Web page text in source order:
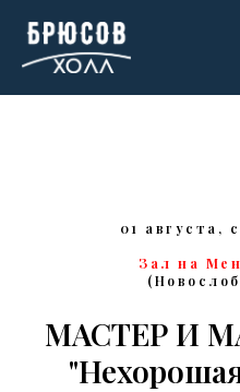
01 августа,
Зал на
МАСТЕР И